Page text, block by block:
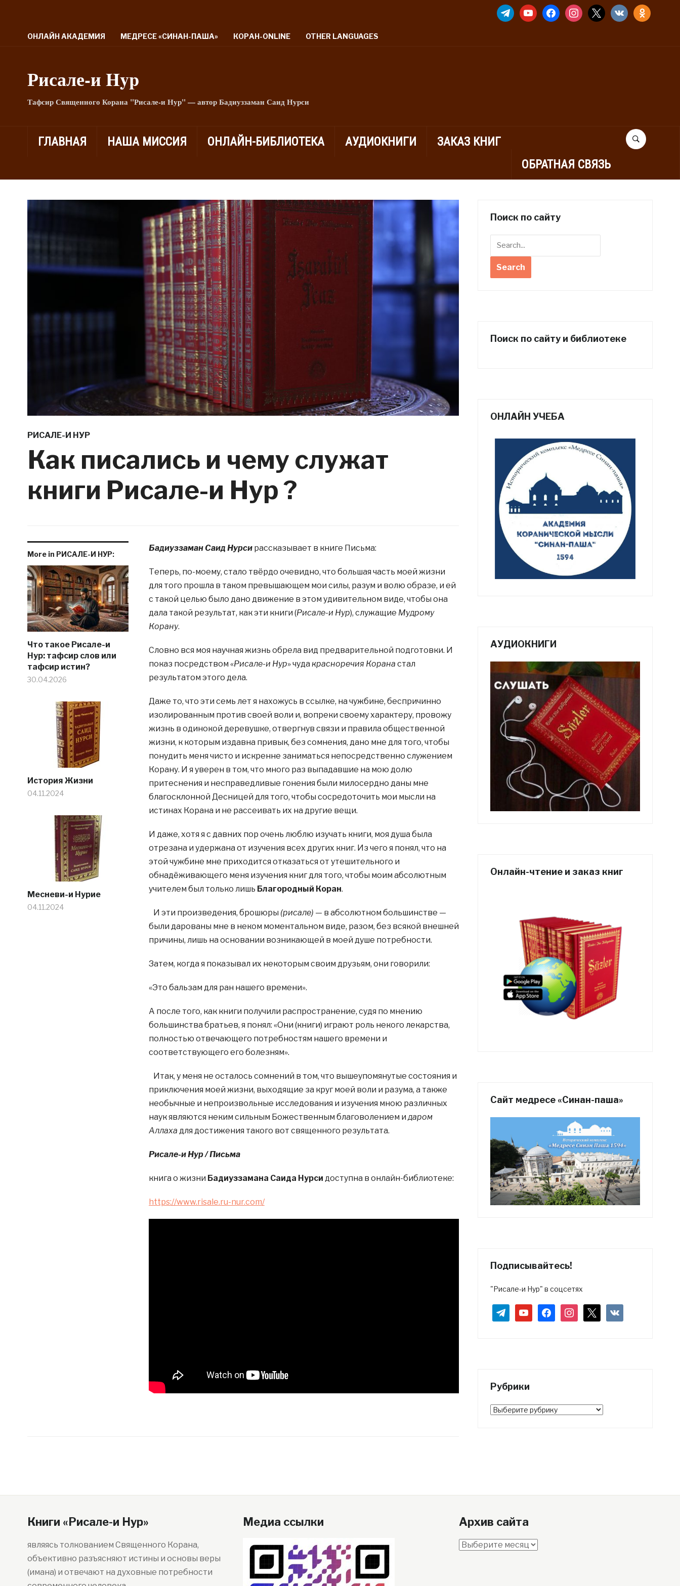
TELEGRAMYOUTUBEFACEBOOKINSTAGRAM
X VKONTAKTE
ОНЛАЙН АКАДЕМИЯ МЕДРЕСЕ «СИНАН-ПАША» КОРАН-ONLINE OTHER LANGUAGES
Рисале-и Hyp
Тафсир Священного Корана "Рисале-и Нур" — автор Бадиуззаман Саид Нурси
ГЛАВНАЯ НАША МИССИЯ ОНЛАЙН-БИБЛИОТЕКА АУДИОКНИГИ
ЗАКАЗ КНИГ
ОБРАТНАЯ СВЯЗЬ
РИСАЛЕ-И НУР
Как писались и чему служат
книги Рисале-и Нур ?
More in РИСАЛЕ-И НУР:
Что такое Рисале-и
Нур: тафсир слов или
тафсир истин?
30.04.2026
История Жизни
04.11.2024
Месневи-и Нурие
04.11.2024
Бадиуззаман Саид Нурси рассказывает в книге Письма:
Теперь, по-моему, стало твёрдо очевидно, что большая часть моей жизни
для того прошла в таком превышающем мои силы, разум и волю образе, и ей
с такой целью было дано движение в этом удивительном виде, чтобы она
дала такой результат, как эти книги (Рисале-и Нур), служащие Мудрому
Корану.
Словно вся моя научная жизнь обрела вид предварительной подготовки. И
показ посредством «Рисале-и Нур» чуда красноречия Корана стал
результатом этого дела.
Даже то, что эти семь лет я нахожусь в ссылке, на чужбине, беспричинно
изолированным против своей воли и, вопреки своему характеру, провожу
жизнь в одинокой деревушке, отвергнув связи и правила общественной
жизни, к которым издавна привык, без сомнения, дано мне для того, чтобы
понудить меня чисто и искренне заниматься непосредственно служением
Корану. И я уверен в том, что много раз выпадавшие на мою долю
притеснения и несправедливые гонения были милосердно даны мне
благосклонной Десницей для того, чтобы сосредоточить мои мысли на
истинах Корана и не рассеивать их на другие вещи.
И даже, хотя я с давних пор очень люблю изучать книги, моя душа была
отрезана и удержана от изучения всех других книг. Из чего я понял, что на
этой чужбине мне приходится отказаться от утешительного и
обнадёживающего меня изучения книг для того, чтобы моим абсолютным
учителем был только лишь Благородный Коран.
И эти произведения, брошюры (рисале) — в абсолютном большинстве —
были дарованы мне в неком моментальном виде, разом, без всякой внешней
причины, лишь на основании возникающей в моей душе потребности.
Затем, когда я показывал их некоторым своим друзьям, они говорили:
«Это бальзам для ран нашего времени».
А после того, как книги получили распространение, судя по мнению
большинства братьев, я понял: «Они (книги) играют роль некого лекарства,
полностью отвечающего потребностям нашего времени и
соответствующего его болезням».
Итак, у меня не осталось сомнений в том, что вышеупомянутые состояния и
приключения моей жизни, выходящие за круг моей воли и разума, а также
необычные и непроизвольные исследования и изучения мною различных
наук являются неким сильным Божественным благоволением и даром
Аллаха для достижения такого вот священного результата.
Рисале-и Нур / Письма
книга о жизни Бадиуззамана Саида Нурси доступна в онлайн-библиотеке:
https://www.risale.ru-nur.com/
Поиск по сайту
Поиск по сайту и библиотеке
ОНЛАЙН УЧЕБА
АУДИОКНИГИ
Онлайн-чтение и заказ книг
Сайт медресе «Синан-паша»
Подписывайтесь!
"Рисале-и Нур" в соцсетях
telegramyoutubefacebookinstagram vkontakte
Рубрики
Рубрики
Книги «Рисале-и Нур»
являясь толкованием Священного Корана,
объективно разъясняют истины и основы веры
(имана) и отвечают на духовные потребности
Медиа ссылки Архив сайта
Архив